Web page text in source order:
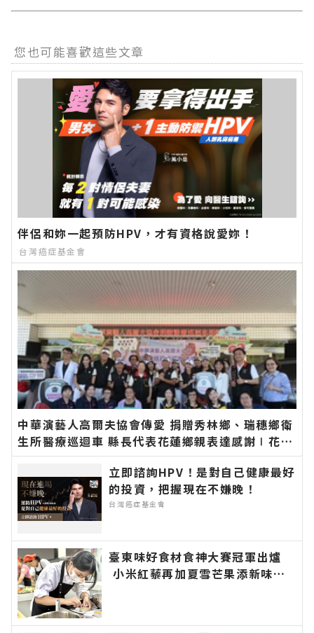
您也可能喜歡這些文章
伴侶和妳一起預防HPV，才有資格說愛妳！
台灣癌症基金會
中華演藝人高爾夫協會傳愛 捐贈秀林鄉、瑞穗鄉衛
生所醫療巡迴車 縣長代表花蓮鄉親表達感謝∣花蓮
新聞網官方網站各類新聞－最快速的今日新聞報導
最新的在地資訊！立即諮詢HPV！是對自己健康最好
的投資，把握現在不嫌晚！
台灣癌症基金會
臺東味好食材食神大賽冠軍出爐
小米紅藜再加夏雪芒果添新味∣
資訊！